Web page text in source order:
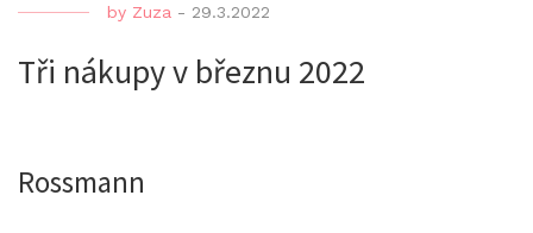
by Zuza - 29.3.2022
Tři nákupy v březnu 2022
Rossmann